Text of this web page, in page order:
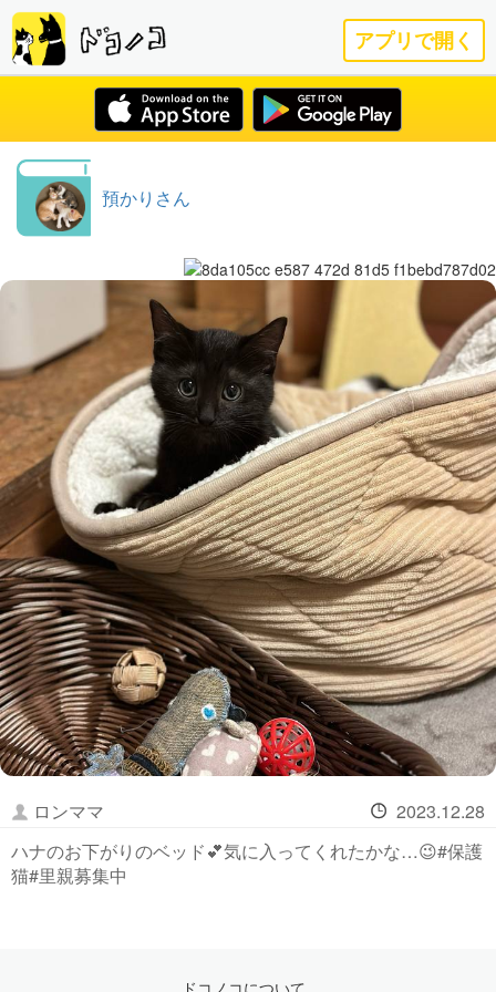
アプリで開く
預かりさん
ロンママ
2023.12.28
ハナのお下がりのベッド💕気に入ってくれたかな…😉#保護
猫#里親募集中